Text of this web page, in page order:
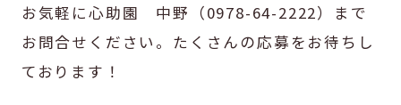
お気軽に心助園 中野（0978-64-2222）まで
お問合せください。たくさんの応募をお待ちし
ております！